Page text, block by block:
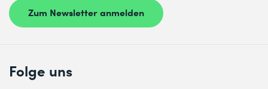
Zum Newsletter anmelden
Folge uns